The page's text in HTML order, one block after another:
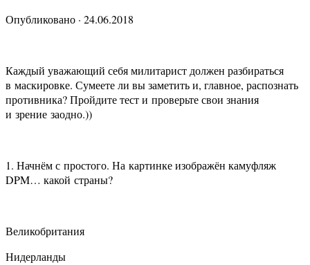
Опубликовано · 24.06.2018
Каждый уважающий себя милитарист должен разбираться
в маскировке. Сумеете ли вы заметить и, главное, распознать
противника? Пройдите тест и проверьте свои знания
и зрение заодно.))
1. Начнём с простого. На картинке изображён камуфляж
DPM… какой страны?
Великобритания
Нидерланды